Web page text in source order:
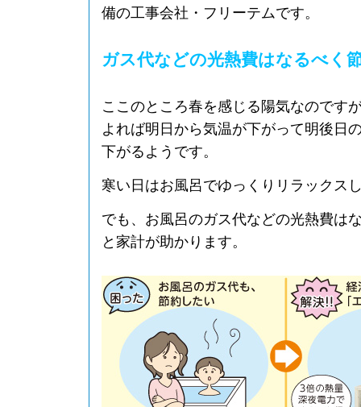
備の工事会社・フリーテムです。
ガス代などの光熱費はなるべく
ここのところ春を感じる陽気なのです
よれば明日から気温が下がって明後日
下がるようです。
寒い日はお風呂でゆっくりリラックス
でも、お風呂のガス代などの光熱費は
と家計が助かります。